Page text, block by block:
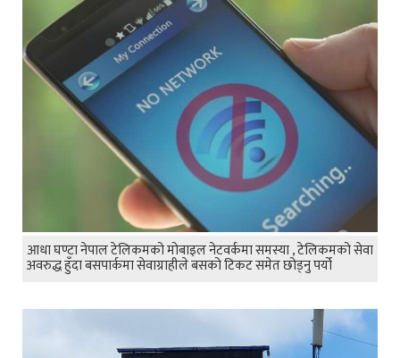
आधा घण्टा नेपाल टेलिकमको मोबाइल नेटवर्कमा समस्या , टेलिकमको सेवा
अवरुद्ध हुँदा बसपार्कमा सेवाग्राहीले बसको टिकट समेत छोड्नु पर्यो